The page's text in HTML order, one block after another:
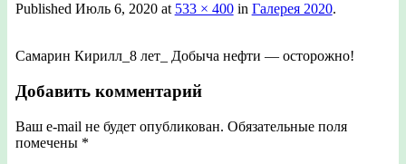
Published Июль 6, 2020at 533 × 400in Галерея 2020.
Самарин Кирилл_8 лет_ Добыча нефти — осторожно!
Добавить комментарий
Ваш e-mail не будет опубликован. Обязательные поля
помечены *